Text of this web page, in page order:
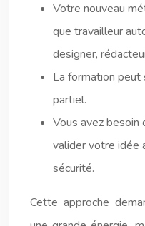
Votre nouveau
que travailleur
designer,
La formation peut
partiel.
Vous avez
valider votre idée
sécurité.
Cette approche